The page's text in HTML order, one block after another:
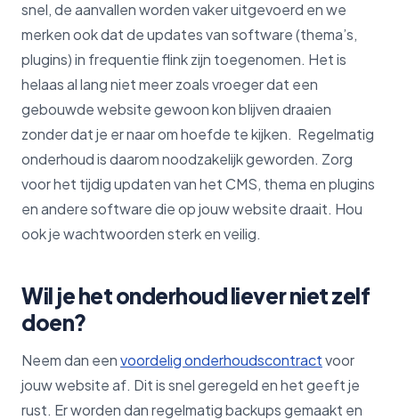
snel, de aanvallen worden vaker uitgevoerd en we
merken ook dat de updates van software (thema’s,
plugins) in frequentie flink zijn toegenomen. Het is
helaas al lang niet meer zoals vroeger dat een
gebouwde website gewoon kon blijven draaien
zonder dat je er naar om hoefde te kijken. Regelmatig
onderhoud is daarom noodzakelijk geworden. Zorg
voor het tijdig updaten van het CMS, thema en plugins
en andere software die op jouw website draait. Hou
ook je wachtwoorden sterk en veilig.
Wil je het onderhoud liever niet zelf
doen?
Neem dan eenvoordelig onderhoudscontractvoor
jouw website af. Dit is snel geregeld en het geeft je
rust. Er worden dan regelmatig backups gemaakt en